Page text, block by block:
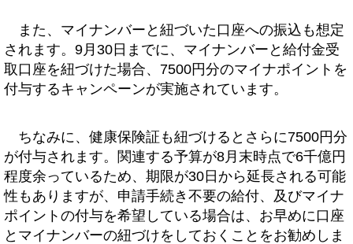
また、マイナンバーと紐づいた口座への振込も想定
されます。9月30日までに、マイナンバーと給付金受
取口座を紐づけた場合、7500円分のマイナポイントを
付与するキャンペーンが実施されています。
ちなみに、健康保険証も紐づけるとさらに7500円分
が付与されます。関連する予算が8月末時点で6千億円
程度余っているため、期限が30日から延長される可能
性もありますが、申請手続き不要の給付、及びマイナ
ポイントの付与を希望している場合は、お早めに口座
とマイナンバーの紐づけをしておくことをお勧めしま